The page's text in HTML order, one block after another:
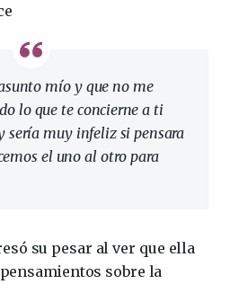
mío y que no me
lo que te concierne a ti
sería muy infeliz si pensara
el uno al otro para
su pesar al ver que ella
sobre la